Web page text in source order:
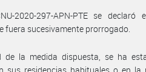
2020-297-APN-PTE se
fuera sucesivamente prorrogado.
de la medida dispuesta, se ha